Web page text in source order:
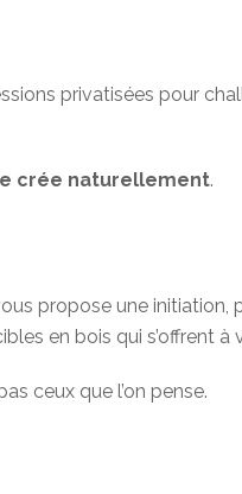
privatisées pour
crée naturellement.
propose une initiation,
en bois qui s’offrent à
ceux que l’on pense.